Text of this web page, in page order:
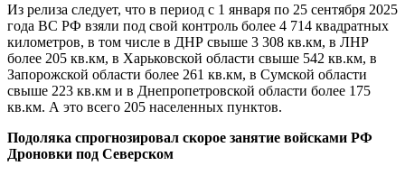
Из релиза следует, что в период с 1 января по 25 сентября 2025
года ВС РФ взяли под свой контроль более 4 714 квадратных
километров, в том числе в ДНР свыше 3 308 кв.км, в ЛНР
более 205 кв.км, в Харьковской области свыше 542 кв.км, в
Запорожской области более 261 кв.км, в Сумской области
свыше 223 кв.км и в Днепропетровской области более 175
кв.км. А это всего 205 населенных пунктов.
Подоляка спрогнозировал скорое занятие войсками РФ
Дроновки под Северском